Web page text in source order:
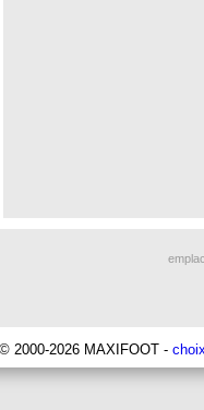
2000-2026 MAXIFOOT -